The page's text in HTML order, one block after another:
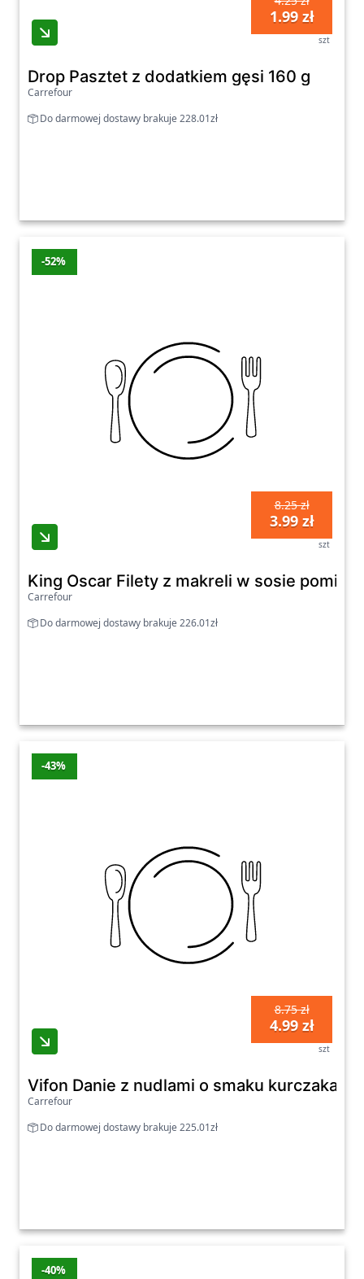
1.99 zł
szt
Drop Pasztet z dodatkiem gęsi 160 g
Carrefour
Do darmowej dostawy brakuje 228.01zł
-52%
8.25 zł
3.99 zł
szt
King Oscar Filety z makreli w sosie
Carrefour
Do darmowej dostawy brakuje 226.01zł
-43%
8.75 zł
4.99 zł
szt
Vifon Danie z nudlami o smaku kurczaka
Carrefour
Do darmowej dostawy brakuje 225.01zł
-40%